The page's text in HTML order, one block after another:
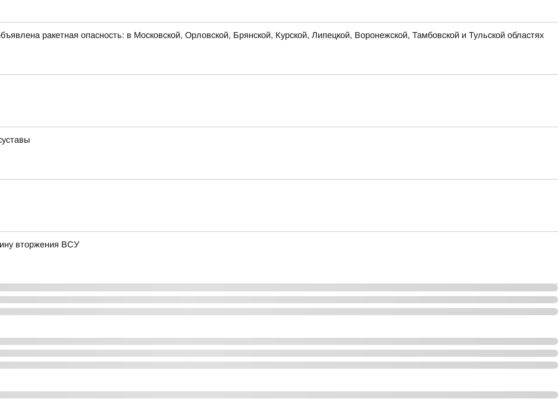
ракетная опасность: в Московской, Орловской, Брянской, Курской, Липецкой, Воронежской, Тамбовской и Тульской областях
вторжения ВСУ